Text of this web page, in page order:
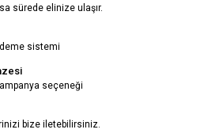
sürede elinize ulaşır.
sistemi
seçeneği
bize iletebilirsiniz.